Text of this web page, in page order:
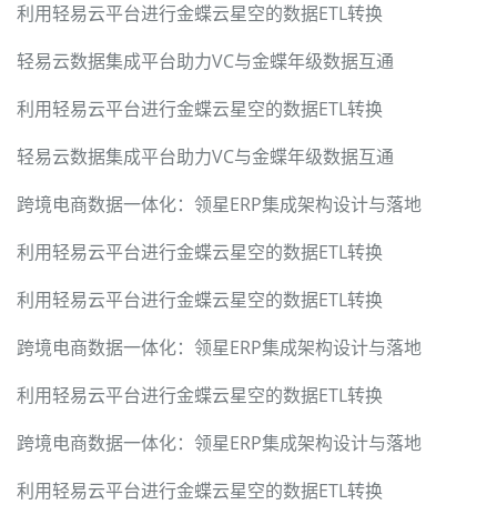
利用轻易云平台进行金蝶云星空的数据ETL转换
轻易云数据集成平台助力VC与金蝶年级数据互通
利用轻易云平台进行金蝶云星空的数据ETL转换
轻易云数据集成平台助力VC与金蝶年级数据互通
跨境电商数据一体化：领星ERP集成架构设计与落地
利用轻易云平台进行金蝶云星空的数据ETL转换
利用轻易云平台进行金蝶云星空的数据ETL转换
跨境电商数据一体化：领星ERP集成架构设计与落地
利用轻易云平台进行金蝶云星空的数据ETL转换
跨境电商数据一体化：领星ERP集成架构设计与落地
利用轻易云平台进行金蝶云星空的数据ETL转换